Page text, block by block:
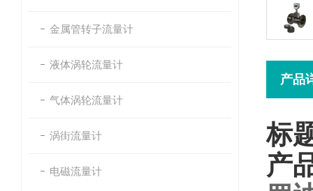
金属管转子流量计
液体涡轮流量计
气体涡轮流量计
涡街流量计
电磁流量计
产品
标
产